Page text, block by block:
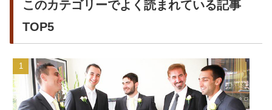
このカテゴリーでよく読まれている記事
TOP5